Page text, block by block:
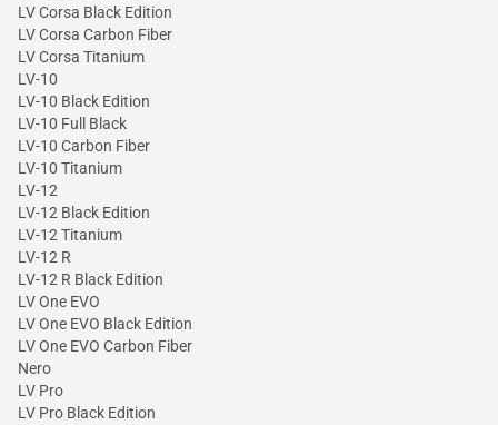
LV Corsa Black Edition
LV Corsa Carbon Fiber
LV Corsa Titanium
LV-10
LV-10 Black Edition
LV-10 Full Black
LV-10 Carbon Fiber
LV-10 Titanium
LV-12
LV-12 Black Edition
LV-12 Titanium
LV-12 R
LV-12 R Black Edition
LV One EVO
LV One EVO Black Edition
LV One EVO Carbon Fiber
Nero
LV Pro
LV Pro Black Edition